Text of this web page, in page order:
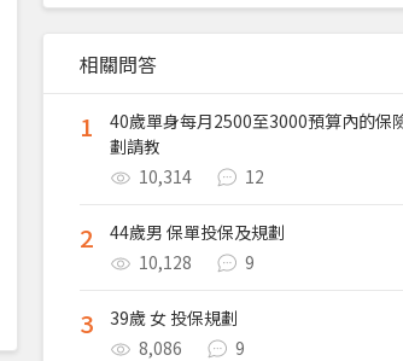
相關問答
1
40歲單身每月2500至3000預算內的保
劃請教
10,314
12
2
44歲男 保單投保及規劃
10,128
9
3
39歲 女 投保規劃
8,086
9